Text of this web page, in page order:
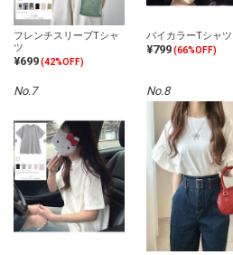
フレンチスリーブTシャ
ツ
¥699(42%OFF)
バイカラーTシャツ
¥799 (66%OFF)
No.7 No.8